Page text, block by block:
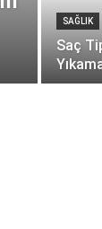
SAĞLIK
Saç